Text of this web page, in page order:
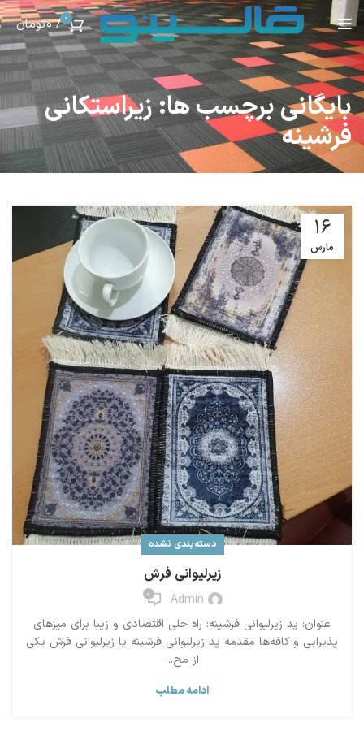
0
/
0تومان
بایگانی برچسب ها: زیراستکانی
فرشینه
16
مارس
دسته‌بندی نشده
زیرلیوانی فرش
Admin
0
عنوان: پد زیرلیوانی فرشینه: راه حلی اقتصادی و زیبا برای میزهای
پذیرایی و کافه‌ها مقدمه پد زیرلیوانی فرشینه یا زیرلیوانی فرش یکی
از مح...
ادامه مطلب